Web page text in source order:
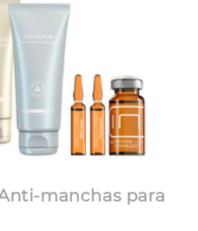
manchas para